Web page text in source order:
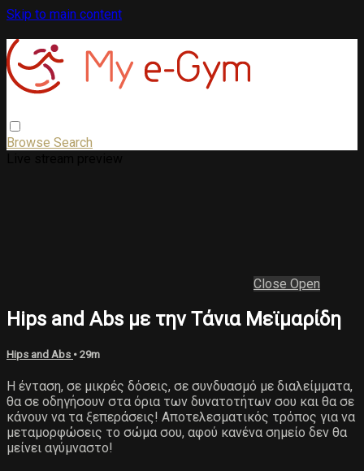
Skip to main content
Browse Search
Close Open
Hips and Abs με την Τάνια Μεϊμαρίδη
Hips and Abs • 29m
Η ένταση, σε μικρές δόσεις, σε συνδυασμό με διαλείμματα,
θα σε οδηγήσουν στα όρια των δυνατοτήτων σου και θα σε
κάνουν να τα ξεπεράσεις! Αποτελεσματικός τρόπος για να
μεταμορφώσεις το σώμα σου, αφού κανένα σημείο δεν θα
μείνει αγύμναστο!